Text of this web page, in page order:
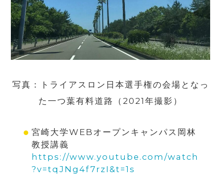
写真：トライアスロン日本選手権の会場となっ
た一つ葉有料道路（ 2021 年撮影）
宮崎大学WEBオープンキャンパス岡林
教授講義
https://www.youtube.com/watch
?v=tqJNg4f7rzI&t=1s